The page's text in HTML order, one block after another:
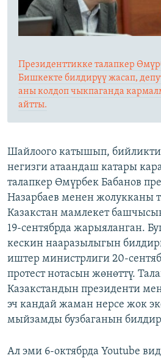
Президенттикке талапкер
Бишкекте билдирүү жасап,
аны колдоп чыкпаганда
айтты.
Шайлоого катышып,
негизги атаандаш катары
талапкер Өмүрбек Бабанов
Назарбаев менен жолукканы
Казакстан мамлекет
19-сентябрда жарыяланган.
кескин нааразылыгын
иштер министрлиги 20-
протест нотасын жөнөттү.
Казакстандын президенти
эч кандай жаман нерсе жок
мыйзамды бузбаганын
Ал эми 6-октябрда Youtube